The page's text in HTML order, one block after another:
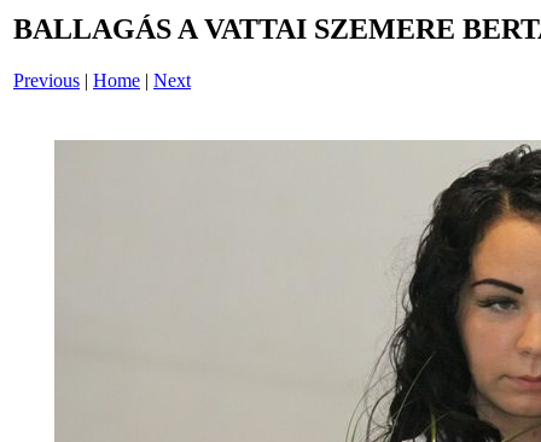
BALLAGÁS A VATTAI SZEMERE
Previous | Home | Next